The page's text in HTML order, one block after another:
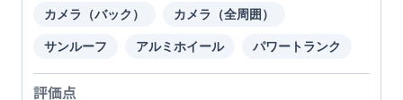
カメラ（バック） カメラ（全周囲）
サンルーフ アルミホイール パワートランク
評価点